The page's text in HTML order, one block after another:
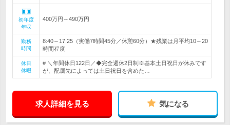
初年度
年収
400万円～490万円
勤務
時間
8:40～17:25（実働7時間45分／休憩60分）★残業は月平均10～20
時間程度
休日
休暇
# ＼年間休日122日／◆完全週休2日制※基本土日祝日が休みです
が、配属先によっては土日祝日を含めた…
求人詳細を見る 気になる